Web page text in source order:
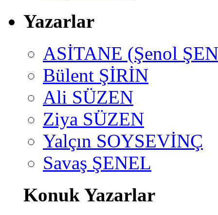
Yazarlar
ASİTANE (Şenol
Bülent ŞİRİN
Ali SÜZEN
Ziya SÜZEN
Yalçın SOYSEVİNÇ
Savaş ŞENEL
Konuk Yazarlar